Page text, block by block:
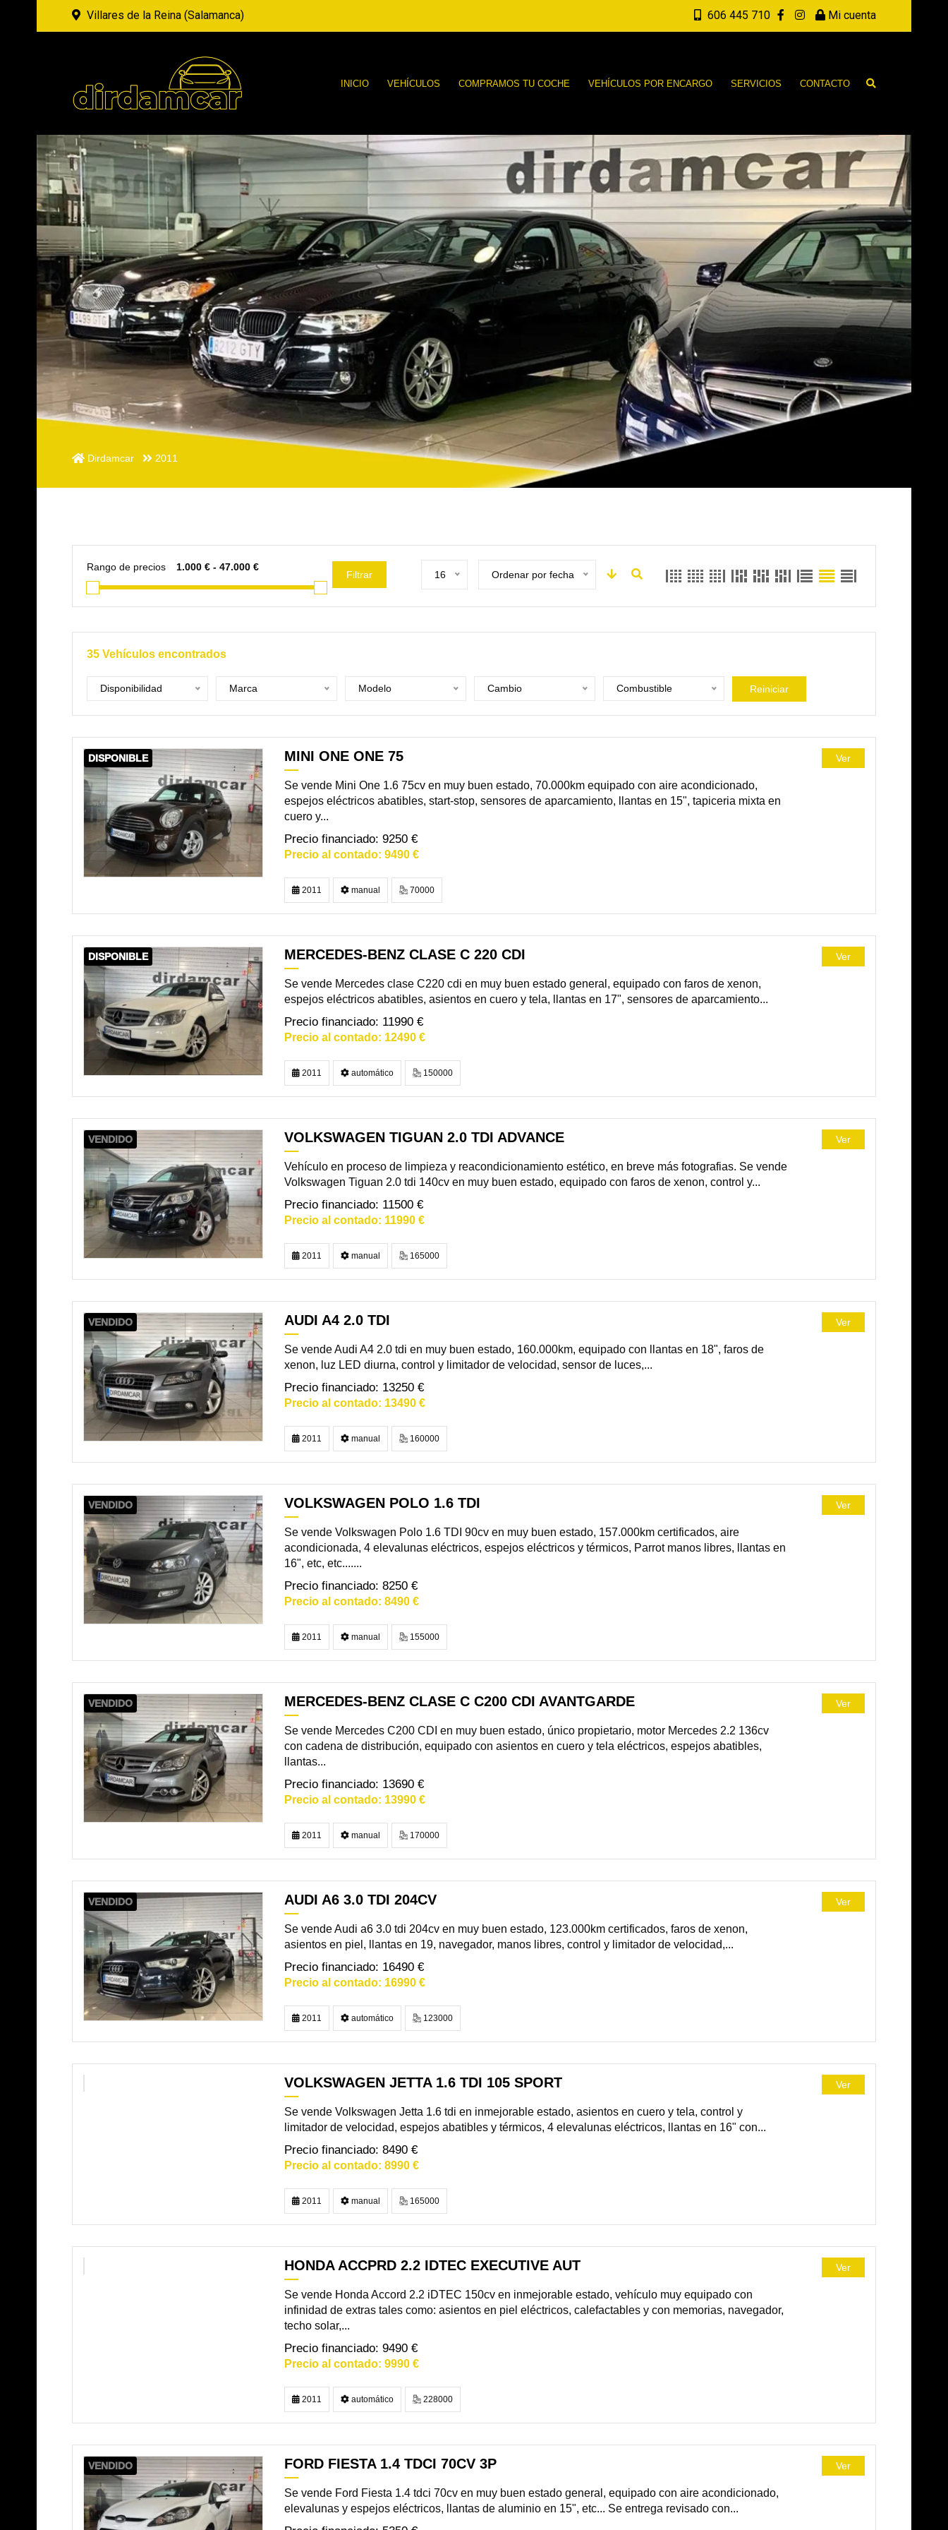
Villares de la Reina (Salamanca) 606 445 710 Mi cuenta
INICIO VEHÍCULOS COMPRAMOS TU COCHE VEHÍCULOS POR ENCARGO SERVICIOS CONTACTO
Dirdamcar 2011
Rango de precios
Filtrar 16 Ordenar por fecha
35 Vehículos encontrados
Disponibilidad Marca Modelo Cambio Combustible Reiniciar
DISPONIBLE MINI ONE ONE 75
Se vende Mini One 1.6 75cv en muy buen estado, 70.000km equipado con aire acondicionado,
espejos eléctricos abatibles, start-stop, sensores de aparcamiento, llantas en 15", tapiceria mixta en
cuero y...
9250 €
9490 €
Ver
2011 manual 70000
DISPONIBLE MERCEDES-BENZ CLASE C 220 CDI
Se vende Mercedes clase C220 cdi en muy buen estado general, equipado con faros de xenon,
espejos eléctricos abatibles, asientos en cuero y tela, llantas en 17", sensores de aparcamiento...
11990 €
12490 €
Ver
2011 automático 150000
VENDIDO VOLKSWAGEN TIGUAN 2.0 TDI ADVANCE
Vehículo en proceso de limpieza y reacondicionamiento estético, en breve más fotografias. Se vende
Volkswagen Tiguan 2.0 tdi 140cv en muy buen estado, equipado con faros de xenon, control y...
11500 €
11990 €
Ver
2011 manual 165000
VENDIDO AUDI A4 2.0 TDI
Se vende Audi A4 2.0 tdi en muy buen estado, 160.000km, equipado con llantas en 18", faros de
xenon, luz LED diurna, control y limitador de velocidad, sensor de luces,...
13250 €
13490 €
Ver
2011 manual 160000
VENDIDO VOLKSWAGEN POLO 1.6 TDI
Se vende Volkswagen Polo 1.6 TDI 90cv en muy buen estado, 157.000km certificados, aire
acondicionada, 4 elevalunas eléctricos, espejos eléctricos y térmicos, Parrot manos libres, llantas en
16", etc, etc.......
8250 €
8490 €
Ver
2011 manual 155000
VENDIDO MERCEDES-BENZ CLASE C C200 CDI AVANTGARDE
Se vende Mercedes C200 CDI en muy buen estado, único propietario, motor Mercedes 2.2 136cv
con cadena de distribución, equipado con asientos en cuero y tela eléctricos, espejos abatibles,
llantas...
13690 €
13990 €
Ver
2011 manual 170000
VENDIDO AUDI A6 3.0 TDI 204CV
Se vende Audi a6 3.0 tdi 204cv en muy buen estado, 123.000km certificados, faros de xenon,
asientos en piel, llantas en 19, navegador, manos libres, control y limitador de velocidad,...
16490 €
16990 €
Ver
2011 automático 123000
VOLKSWAGEN JETTA 1.6 TDI 105 SPORT
Se vende Volkswagen Jetta 1.6 tdi en inmejorable estado, asientos en cuero y tela, control y
limitador de velocidad, espejos abatibles y térmicos, 4 elevalunas eléctricos, llantas en 16" con...
8490 €
8990 €
Ver
2011 manual 165000
HONDA ACCPRD 2.2 IDTEC EXECUTIVE AUT
Se vende Honda Accord 2.2 iDTEC 150cv en inmejorable estado, vehículo muy equipado con
infinidad de extras tales como: asientos en piel eléctricos, calefactables y con memorias, navegador,
techo solar,...
9490 €
9990 €
Ver
2011 automático 228000
VENDIDO FORD FIESTA 1.4 TDCI 70CV 3P
Se vende Ford Fiesta 1.4 tdci 70cv en muy buen estado general, equipado con aire acondicionado,
elevalunas y espejos eléctricos, llantas de aluminio en 15", etc... Se entrega revisado con...
Ver